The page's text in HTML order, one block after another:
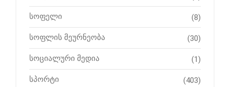
სოფელი (8)
სოფლის მეურნეობა (30)
სოციალური მედია (1)
სპორტი (403)